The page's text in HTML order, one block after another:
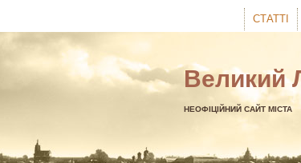
СТАТТІ
Великий
НЕОФІЦІЙНИЙ САЙТ МІСТА